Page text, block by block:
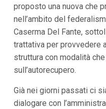
l
e
V
a
i
n
o
d
o
proposto una nuova che
nell’ambito del
Caserma Del Fante,
trattativa per provvedere
struttura con modalità
sull’autorecupero.
Già nei giorni passati ci
dialogare con